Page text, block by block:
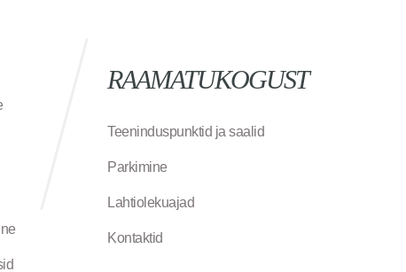
RAAMATUKOGUST
Teeninduspunktid ja saalid
Parkimine
Lahtiolekuajad
Kontaktid